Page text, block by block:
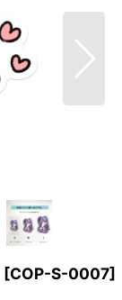
[COP-S-0007]